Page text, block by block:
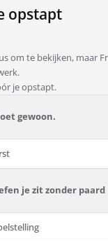
opstapt
om te bekijken, maar
je opstapt.
gewoon.
je zit zonder paard